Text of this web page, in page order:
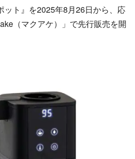
ト』を2025年8月26日から、応
（マクアケ）」で先行販売を開